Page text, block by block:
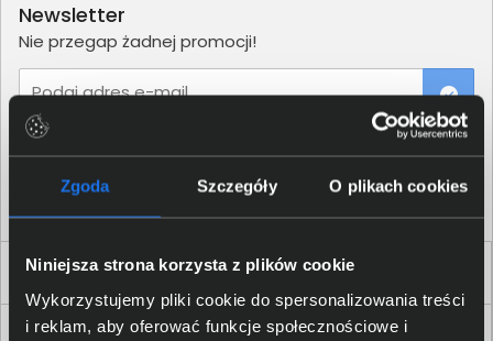
Zgoda Szczegóły O plikach cookies
Niniejsza strona korzysta z plików cookie
Wykorzystujemy pliki cookie do spersonalizowania treści
i reklam, aby oferować funkcje społecznościowe i
Dla Firm i Instytucji
Zakupy
Newsletter
Nie przegap żadnej promocji!
Podaj adres e-mail